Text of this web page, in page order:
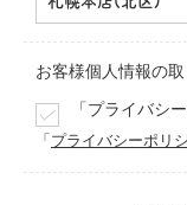
お客様個人情報の
「プライバシ
「 プライバシーポリ